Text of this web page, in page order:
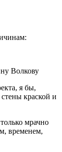
Волкову
я бы,
краской и
мрачно
временем,